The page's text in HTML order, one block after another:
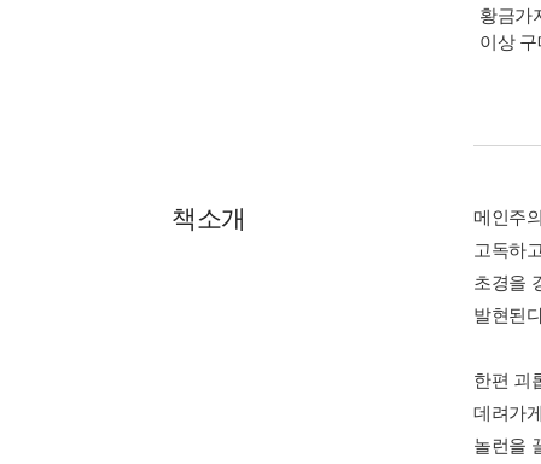
황금가
이상
책소개
메인주
고독하
초경을
발현된
한편 괴
데려가
놀런을